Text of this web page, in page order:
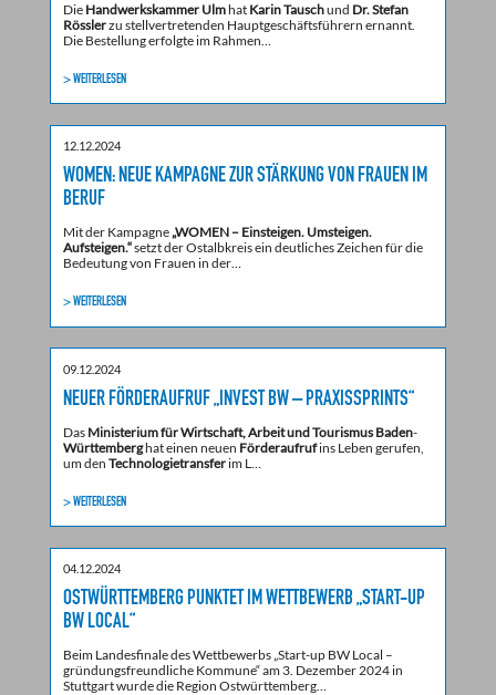
Die Handwerkskammer Ulmhat Karin Tauschund Dr. Stefan
Rösslerzu stellvertretenden Hauptgeschäftsführern ernannt.
Die Bestellung erfolgte im Rahmen…
> WEITERLESEN
12.12.2024
WOMEN: NEUE KAMPAGNE ZUR STÄRKUNG VON FRAUEN IM
BERUF
Mit der Kampagne „WOMEN – Einsteigen. Umsteigen.
Aufsteigen.“setzt der Ostalbkreis ein deutliches Zeichen für die
Bedeutung von Frauen in der…
> WEITERLESEN
09.12.2024
NEUER FÖRDERAUFRUF „INVEST BW – PRAXISSPRINTS“
Das Ministerium für Wirtschaft, Arbeit und Tourismus Baden-
Württemberghat einen neuen Förderaufrufins Leben gerufen,
um denTechnologietransferim L…
> WEITERLESEN
04.12.2024
OSTWÜRTTEMBERG PUNKTET IM WETTBEWERB „START-UP
BW LOCAL“
Beim Landesfinale des Wettbewerbs „Start-up BW Local –
gründungsfreundliche Kommune“ am 3. Dezember 2024 in
Stuttgart wurde die Region Ostwürttemberg…